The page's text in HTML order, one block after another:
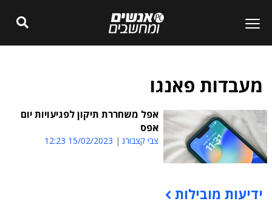
מעבדות פאנגו
אפל משחררת תיקון לפגיעויות יום
אפס
צבי קצבורג 15/02/2023 12:23
תוכן פרסומי
ידיעות מובילות